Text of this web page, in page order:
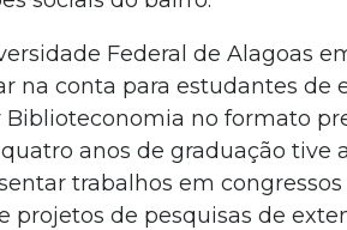
Federal de Alagoas
na conta para estudantes de
Biblioteconomia no formato
anos de graduação tive
trabalhos em
projetos de pesquisas de